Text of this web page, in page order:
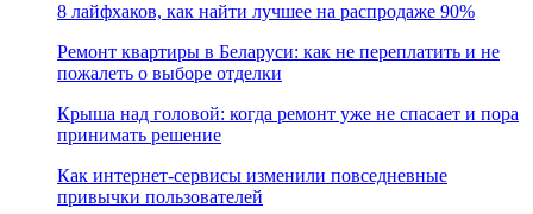
8 лайфхаков, как найти лучшее на распродаже 90%
Ремонт квартиры в Беларуси: как не переплатить и не
пожалеть о выборе отделки
Крыша над головой: когда ремонт уже не спасает и пора
принимать решение
Как интернет-сервисы изменили повседневные
привычки пользователей